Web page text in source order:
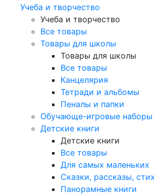
Учеба и творчество
Учеба и творчество
Все товары
Товары для школы
Товары для школы
Все товары
Канцелярия
Тетради и альбомы
Пеналы и папки
Обучающе-игровые наборы
Детские книги
Детские книги
Все товары
Для самых маленьких
Сказки, рассказы,
Панорамные книги